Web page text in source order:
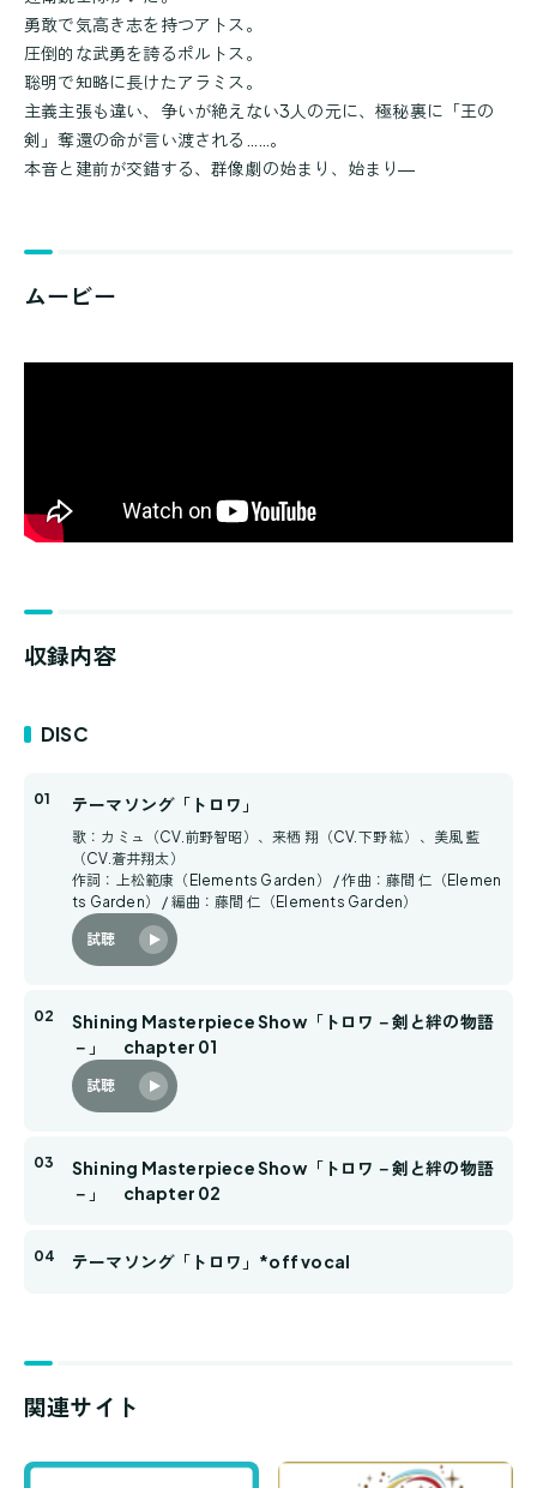
勇敢で気高き志を持つアトス。
圧倒的な武勇を誇るポルトス。
聡明で知略に長けたアラミス。
主義主張も違い、争いが絶えない3人の元に、極秘裏に「王の
剣」奪還の命が言い渡される……。
本音と建前が交錯する、群像劇の始まり、始まり―
ムービー
収録内容
DISC
テーマソング「トロワ」
歌：カミュ（CV.前野智昭）、来栖 翔（CV.下野 紘）、美風 藍
（CV.蒼井翔太）
作詞：上松範康（Elements Garden） / 作曲：藤間 仁（Elemen
ts Garden） / 編曲：藤間 仁（Elements Garden）
試聴
Shining Masterpiece Show「トロワ－剣と絆の物語
－」 chapter 01
試聴
Shining Masterpiece Show「トロワ－剣と絆の物語
－」 chapter 02
テーマソング「トロワ」*off vocal
関連サイト